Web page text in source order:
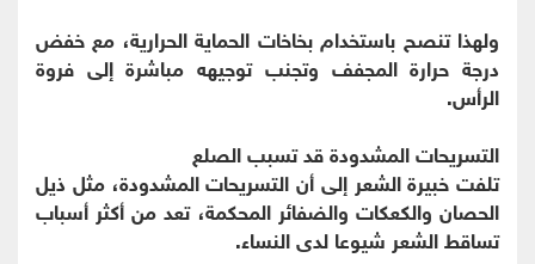
ولهذا تنصح باستخدام بخاخات الحماية الحرارية، مع خفض
درجة حرارة المجفف وتجنب توجيهه مباشرة إلى فروة
الرأس.
التسريحات المشدودة قد تسبب الصلع
تلفت خبيرة الشعر إلى أن التسريحات المشدودة، مثل ذيل
الحصان والكعكات والضفائر المحكمة، تعد من أكثر أسباب
تساقط الشعر شيوعا لدى النساء.